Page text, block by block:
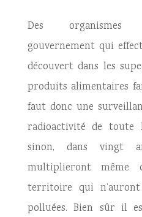
Des organismes
gouvernement qui
découvert dans les
produits alimentaires
faut donc une
radioactivité de toute
sinon, dans vingt
multiplieront même
territoire qui
polluées. Bien sûr il